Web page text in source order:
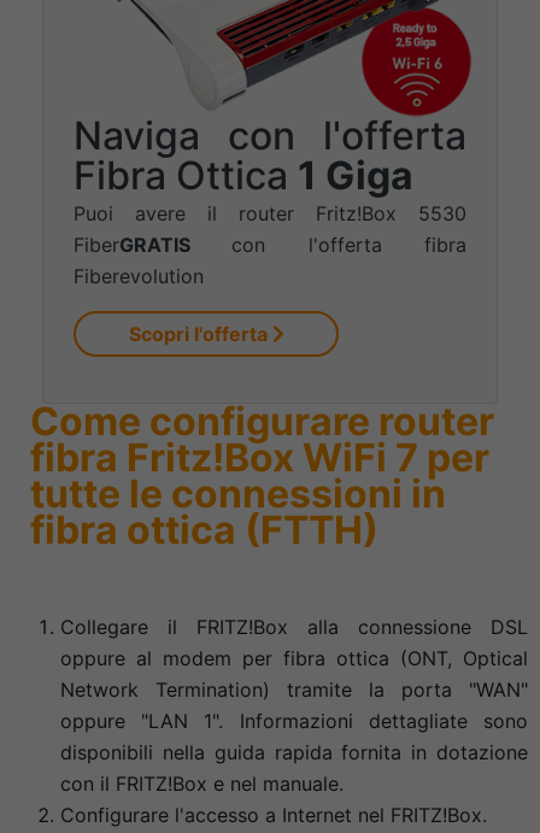
Naviga con l'offerta
Fibra Ottica 1 Giga
Puoi avere il router Fritz!Box 5530
FiberGRATIS con l'offerta fibra
Fiberevolution
Scopri l'offerta
Come configurare router
fibra Fritz!Box WiFi 7 per
tutte le connessioni in
fibra ottica (FTTH)
Collegare il FRITZ!Box alla connessione DSL
oppure al modem per fibra ottica (ONT, Optical
Network Termination) tramite la porta "WAN"
oppure "LAN 1". Informazioni dettagliate sono
disponibili nella guida rapida fornita in dotazione
con il FRITZ!Box e nel manuale.
Configurare l'accesso a Internet nel FRITZ!Box.